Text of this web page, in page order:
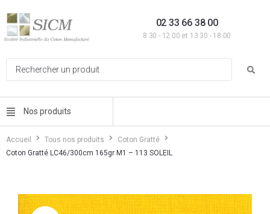
02 33 66 38 00
8:30 - 12:00 et 13:30 - 18:00
Nos produits
Accueil Tous nos produits
Coton Gratté
Coton Gratté LC46/300cm 165gr M1 – 113 SOLEIL